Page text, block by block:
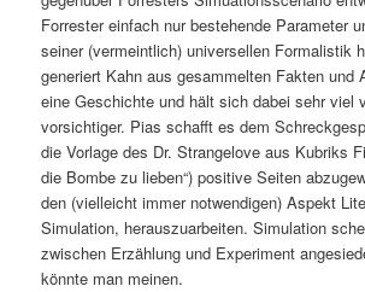
Forrester einfach nur bestehende Parameter
seiner (vermeintlich) universellen Formalistik
generiert Kahn aus gesammelten Fakten und
eine Geschichte und hält sich dabei sehr viel
vorsichtiger. Pias schafft es dem
die Vorlage des Dr. Strangelove aus Kubriks
die Bombe zu lieben“) positive Seiten
den (vielleicht immer notwendigen) Aspekt
Simulation, herauszuarbeiten. Simulation
zwischen Erzählung und Experiment
könnte man meinen.